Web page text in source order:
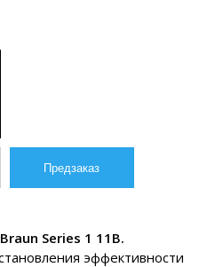
Series 1 11B.
эффективности